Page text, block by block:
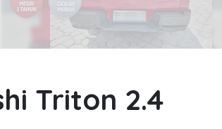
Triton 2.4